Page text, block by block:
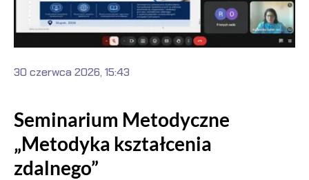
Seminarium Metodyczne
„Metodyka kształcenia
zdalnego”
30 czerwca 2026, 15:43